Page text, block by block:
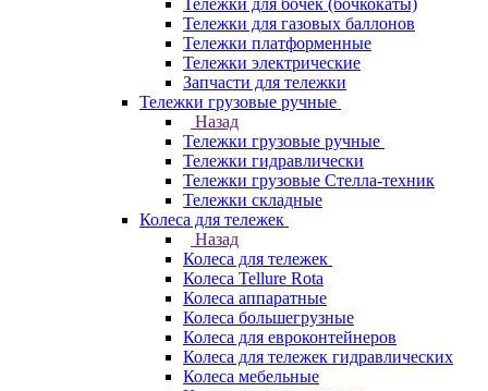
Тележки для бочек (бочкокаты)
Тележки для газовых баллонов
Тележки платформенные
Тележки электрические
Запчасти для тележки
Тележки грузовые ручные
Назад
Тележки грузовые ручные
Тележки гидравлически
Тележки грузовые Стелла-техник
Тележки складные
Колеса для тележек
Назад
Колеса для тележек
Колеса Tellure Rota
Колеса аппаратные
Колеса большегрузные
Колеса для евроконтейнеров
Колеса для тележек гидравлических
Колеса мебельные